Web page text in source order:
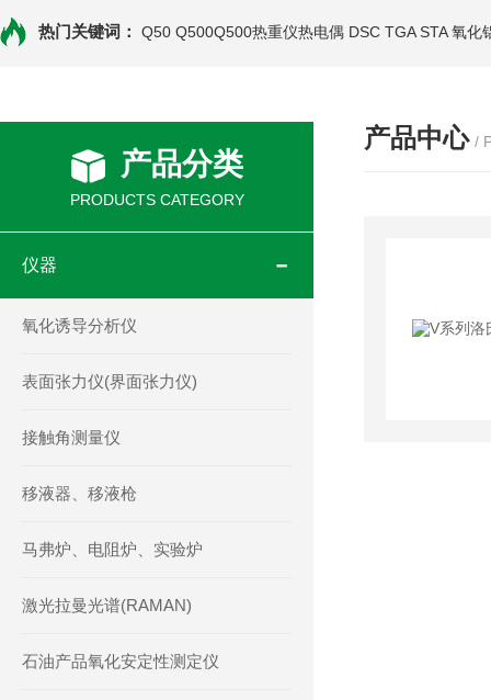
热门关键词： Q50 Q500Q500热重仪热电偶 DSC TGA STA 氧化
产品分类
PRODUCTS CATEGORY
仪器
氧化诱导分析仪
表面张力仪(界面张力仪)
接触角测量仪
移液器、移液枪
马弗炉、电阻炉、实验炉
激光拉曼光谱(RAMAN)
石油产品氧化安定性测定仪
产品中心 /